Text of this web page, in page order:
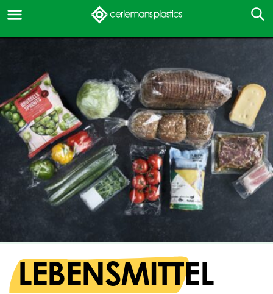
LEBENSMITTEL